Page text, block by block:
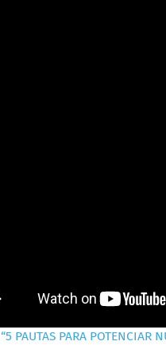
“5 PAUTAS PARA POTENCIAR